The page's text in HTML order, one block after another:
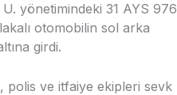
yönetimindeki 31 AYS 976
otomobilin sol arka
girdi.
polis ve itfaiye ekipleri sevk